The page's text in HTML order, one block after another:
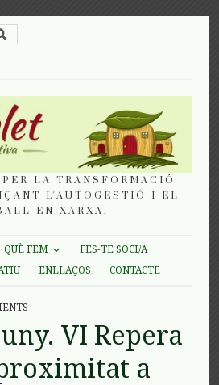
LA TRANSFORMACIÓ
L'AUTOGESTIÓ I EL
EN XARXA.
QUÈ FEM
FES-TE SOCI/A
ENLLAÇOS CONTACTE
VI Repera
a